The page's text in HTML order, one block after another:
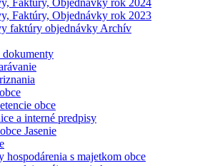
Faktúry, Objednávky rok 2024
Faktúry, Objednávky rok 2023
faktúry objednávky Archív
obce
a interné predpisy
Jasenie
hospodárenia s majetkom obce